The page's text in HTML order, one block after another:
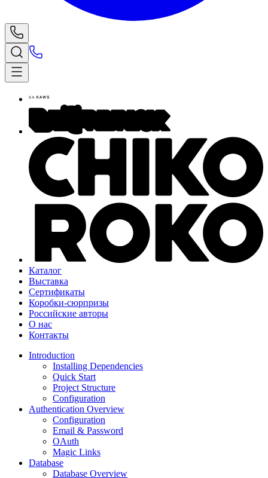
Каталог
Выставка
Сертификаты
Коробки-сюрпризы
Российские авторы
О нас
Контакты
Introduction
Installing Dependencies
Quick Start
Project Structure
Configuration
Authentication Overview
Configuration
Email & Password
OAuth
Magic Links
Database
Database Overview